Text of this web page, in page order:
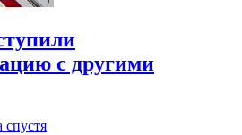
с другими
спустя